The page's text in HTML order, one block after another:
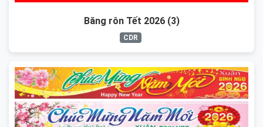
Băng rôn Tết 2026 (3)
CDR